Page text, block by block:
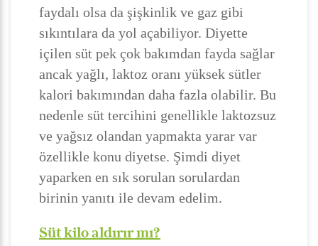
faydalı olsa da şişkinlik ve gaz gibi
sıkıntılara da yol açabiliyor. Diyette
içilen süt pek çok bakımdan fayda sağlar
ancak yağlı, laktoz oranı yüksek sütler
kalori bakımından daha fazla olabilir. Bu
nedenle süt tercihini genellikle laktozsuz
ve yağsız olandan yapmakta yarar var
özellikle konu diyetse. Şimdi diyet
yaparken en sık sorulan sorulardan
birinin yanıtı ile devam edelim.
Süt kilo aldırır mı?